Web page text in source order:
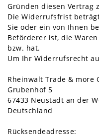
Gründen diesen Vertrag
Die Widerrufsfrist
Sie oder ein von Ihnen
Beförderer ist, die
bzw. hat.
Um Ihr Widerrufsrecht
Rheinwalt Trade & more
Grubenhof 5
67433 Neustadt an der
Deutschland
Rücksendeadresse: